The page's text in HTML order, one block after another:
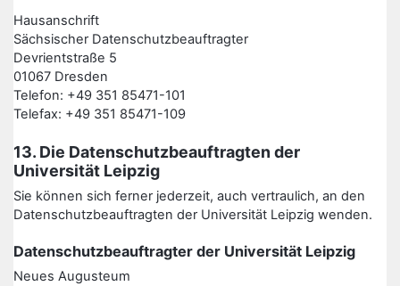
Hausanschrift
Sächsischer Datenschutzbeauftragter
Devrientstraße 5
01067 Dresden
Telefon: +49 351 85471-101
Telefax: +49 351 85471-109
13. Die Datenschutzbeauftragten der
Universität Leipzig
Sie können sich ferner jederzeit, auch vertraulich, an den
Datenschutzbeauftragten der Universität Leipzig wenden.
Datenschutzbeauftragter der Universität Leipzig
Neues Augusteum